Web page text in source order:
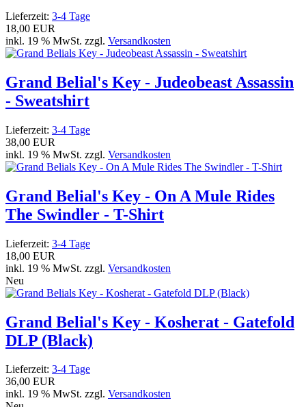
Lieferzeit: 3-4 Tage
18,00 EUR
inkl. 19 % MwSt. zzgl. Versandkosten
Grand Belial's Key - Judeobeast Assassin
- Sweatshirt
Lieferzeit: 3-4 Tage
38,00 EUR
inkl. 19 % MwSt. zzgl. Versandkosten
Grand Belial's Key - On A Mule Rides
The Swindler - T-Shirt
Lieferzeit: 3-4 Tage
18,00 EUR
inkl. 19 % MwSt. zzgl. Versandkosten
Neu
Grand Belial's Key - Kosherat - Gatefold
DLP (Black)
Lieferzeit: 3-4 Tage
36,00 EUR
inkl. 19 % MwSt. zzgl. Versandkosten